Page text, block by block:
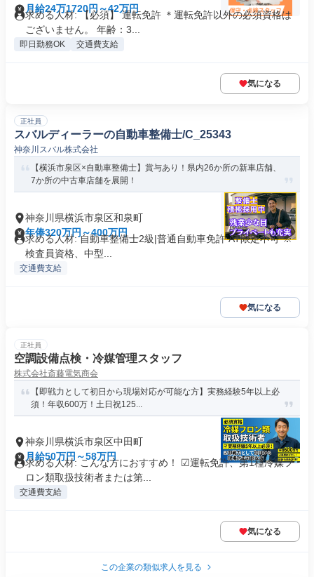
月給24万1720円～42万円
求める人材: 【必須】 運転免許 ＊運転免許以外の必須資格は
ございません。 年齢：3...
即日勤務OK 交通費支給
気になる
正社員
スバルディーラーの自動車整備士/C_25343
神奈川スバル株式会社
【横浜市泉区×自動車整備士】賞与あり！県内26か所の新車店舗、
7か所の中古車店舗を展開！
神奈川県横浜市泉区和泉町
年俸320万円～400万円
求める人材: 自動車整備士2級|普通自動車免許 AT限定不可 ※
検査員資格、中型...
交通費支給
気になる
正社員
空調設備点検・冷媒管理スタッフ
株式会社斎藤電気商会
【即戦力として初日から現場対応が可能な方】実務経験5年以上必
須！年収600万！土日祝125...
神奈川県横浜市泉区中田町
月給50万円～58万円
求める人材: こんな方におすすめ！ ☑運転免許、第1種冷媒フ
ロン類取扱技術者または第...
交通費支給
気になる
この企業の類似求人を見る